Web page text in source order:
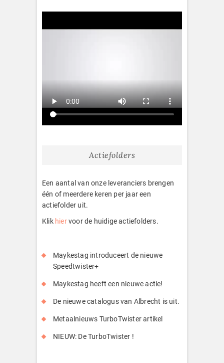
Actiefolders
Een aantal van onze leveranciers brengen
één of meerdere keren per jaar een
actiefolder uit.
Klik hiervoor de huidige actiefolders.
Maykestag introduceert de nieuwe
Speedtwister+
Maykestag heeft een nieuwe actie!
De nieuwe catalogus van Albrecht is uit.
Metaalnieuws TurboTwister artikel
NIEUW: De TurboTwister !